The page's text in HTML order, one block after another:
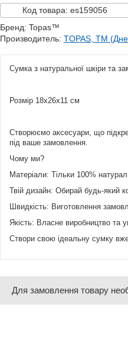
Кодтовара: es159056
Бренд: Topas™
Производитель: TOPAS, TM
​Сумка з натуральної шкіри та
Розмір 18х26х11 см
​Створюємо аксесуари, що
під ваше замовлення.
​Чому ми?
​Матеріали: Тільки 100%
​Твій дизайн: Обирай будь-який
​Швидкість: Виготовлення
​Якість: Власне виробництво та
​Створи свою ідеальну сумку вже
Для замовлення товару